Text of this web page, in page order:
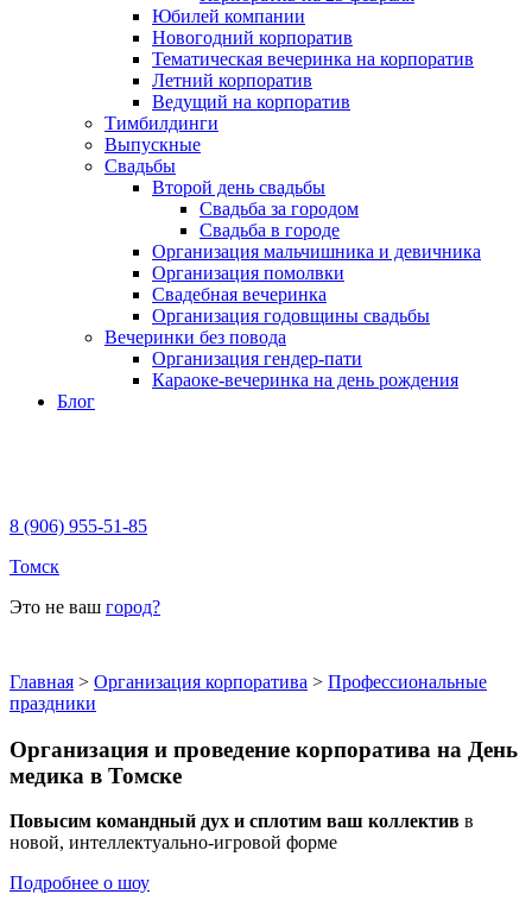
Юбилей компании
Новогодний корпоратив
Тематическая вечеринка на корпоратив
Летний корпоратив
Ведущий на корпоратив
Тимбилдинги
Выпускные
Свадьбы
Второй день свадьбы
Свадьба за городом
Свадьба в городе
Организация мальчишника и девичника
Организация помолвки
Свадебная вечеринка
Организация годовщины свадьбы
Вечеринки без повода
Организация гендер-пати
Караоке-вечеринка на день рождения
Блог
8 (906) 955-51-85
Томск
Это не ваш город?
Главная > Организация корпоратива > Профессиональные
праздники
Организация и проведение корпоратива на День
медика в Томске
Повысим командный дух и сплотим ваш коллектив в
новой, интеллектуально-игровой форме
Подробнее о шоу